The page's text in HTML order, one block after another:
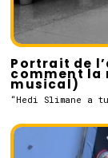
Portrait de
comment la
musical)
“Hedi Slimane a